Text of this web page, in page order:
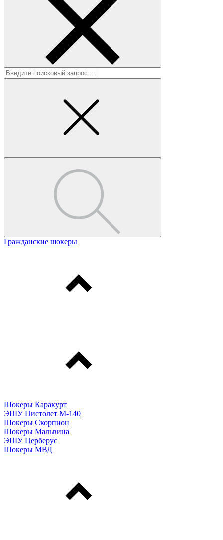
Гражданские шокеры
Шокеры Каракурт
ЭШУ Пистолет М-140
Шокеры Скорпион
Шокеры Мальвина
ЭШУ Церберус
Шокеры МВД